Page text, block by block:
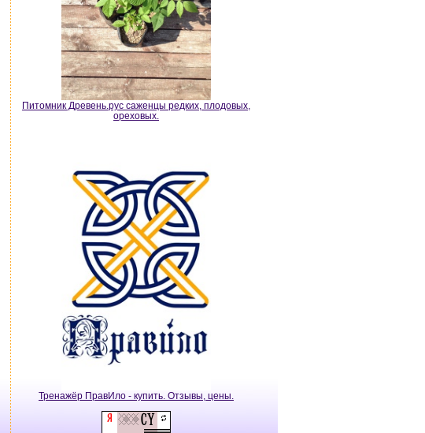
Питомник Древень.рус саженцы редких, плодовых,
ореховых.
Тренажёр ПравИло - купить. Отзывы, цены.